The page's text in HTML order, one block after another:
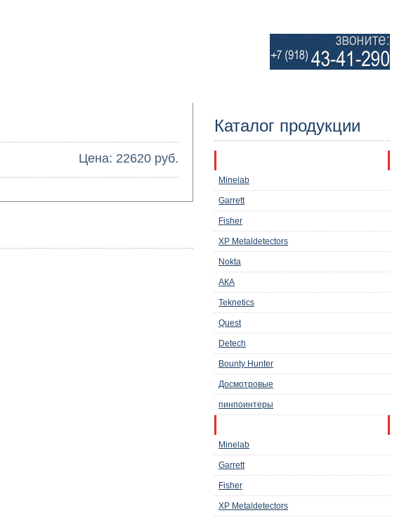
Цена: 22620 руб.
Каталог продукции
Minelab
Garrett
Fisher
XP Metaldetectors
Nokta
АКА
Teknetics
Quest
Detech
Bounty Hunter
Досмотровые
пинпоинтеры
Minelab
Garrett
Fisher
XP Metaldetectors